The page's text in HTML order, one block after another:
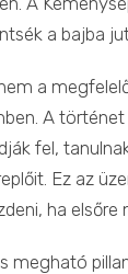
a bajba
a
A
fel,
Ez az
ha elsőre
megható